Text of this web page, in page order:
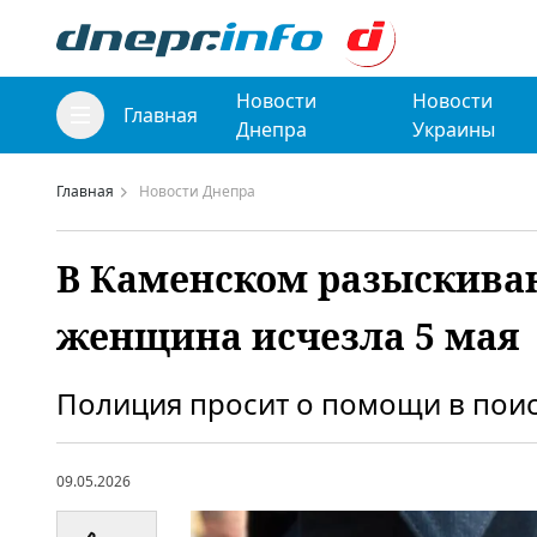
Главная
Новости
Днепра
Новости
Украины
Главная Новости Днепра
В Каменском
женщина исчезла 5 мая
Полиция просит о помощи в
09.05.2026